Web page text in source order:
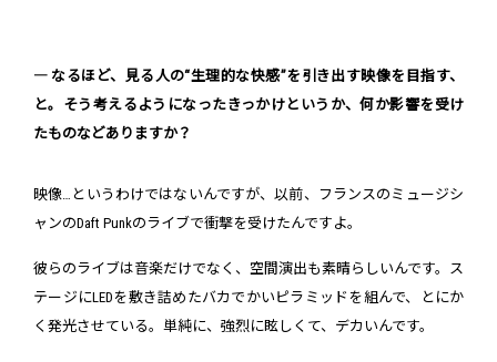
― なるほど、見る人の“生理的な快感”を引き出す映像を目指す、
と。そう考えるようになったきっかけというか、何か影響を受け
たものなどありますか？
映像…というわけではないんですが、以前、フランスのミュージシ
ャンのDaft Punkのライブで衝撃を受けたんですよ。
彼らのライブは音楽だけでなく、空間演出も素晴らしいんです。ス
テージにLEDを敷き詰めたバカでかいピラミッドを組んで、とにか
く発光させている。単純に、強烈に眩しくて、デカいんです。